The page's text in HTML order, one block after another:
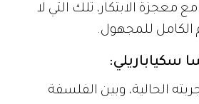
معجزة الابتكار، تلك التي لا
الكامل للمجهول.
سكياباريلي:
الحالية، وبين الفلسفة